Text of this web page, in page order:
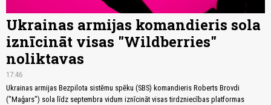
Ukrainas armijas komandieris sola
iznīcināt visas "Wildberries"
noliktavas
17:46
Ukrainas armijas Bezpilota sistēmu spēku (SBS) komandieris Roberts Brovdi
("Maģars") sola līdz septembra vidum iznīcināt visas tirdzniecības platformas